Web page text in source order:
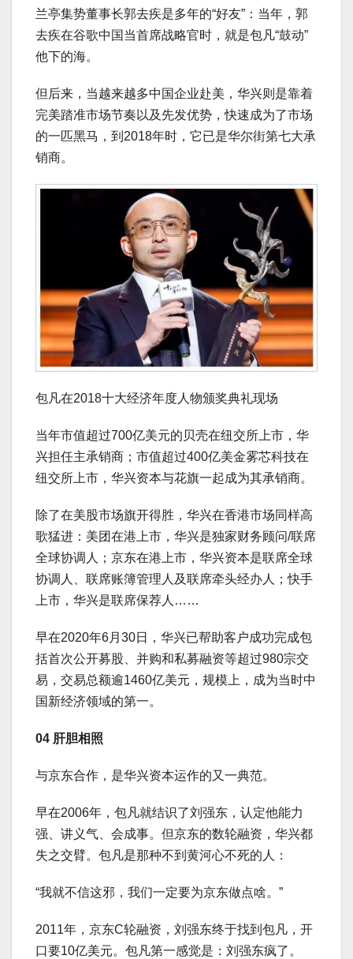
兰亭集势董事长郭去疾是多年的“好友”：当年，郭
去疾在谷歌中国当首席战略官时，就是包凡“鼓动”
他下的海。
但后来，当越来越多中国企业赴美，华兴则是靠着
完美踏准市场节奏以及先发优势，快速成为了市场
的一匹黑马，到2018年时，它已是华尔街第七大承
销商。
包凡在2018十大经济年度人物颁奖典礼现场
当年市值超过700亿美元的贝壳在纽交所上市，华
兴担任主承销商；市值超过400亿美金雾芯科技在
纽交所上市，华兴资本与花旗一起成为其承销商。
除了在美股市场旗开得胜，华兴在香港市场同样高
歌猛进：美团在港上市，华兴是独家财务顾问/联席
全球协调人；京东在港上市，华兴资本是联席全球
协调人、联席账簿管理人及联席牵头经办人；快手
上市，华兴是联席保荐人……
早在2020年6月30日，华兴已帮助客户成功完成包
括首次公开募股、并购和私募融资等超过980宗交
易，交易总额逾1460亿美元，规模上，成为当时中
国新经济领域的第一。
04 肝胆相照
与京东合作，是华兴资本运作的又一典范。
早在2006年，包凡就结识了刘强东，认定他能力
强、讲义气、会成事。但京东的数轮融资，华兴都
失之交臂。包凡是那种不到黄河心不死的人：
“我就不信这邪，我们一定要为京东做点啥。”
2011年，京东C轮融资，刘强东终于找到包凡，开
口要10亿美元。包凡第一感觉是：刘强东疯了。